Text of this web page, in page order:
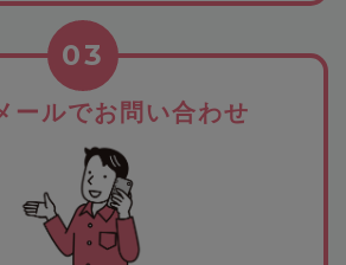
ールでお問い合わせ
03